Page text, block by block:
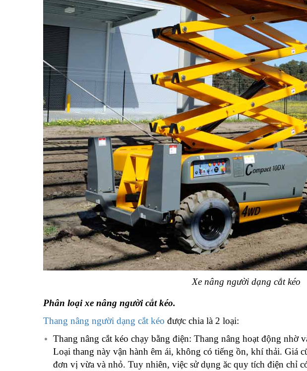
Xe nâng người dạng cắt kéo
Phân loại xe nâng người cắt kéo.
Thang nâng người dạng cắt kéo được chia là 2 loại:
Thang nâng cắt kéo chạy bằng điện: Thang nâng hoạt động nhờ
Loại thang này vận hành êm ái, không có tiếng ồn, khí thải. Giá
đơn vị vừa và nhỏ. Tuy nhiên, việc sử dụng ăc quy tích điện chỉ